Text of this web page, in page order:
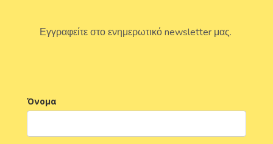
Εγγραφείτε στο ενημερωτικό newsletter μας.
Όνομα